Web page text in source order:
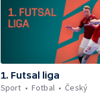
1. Futsal liga
Sport
Fotbal Český